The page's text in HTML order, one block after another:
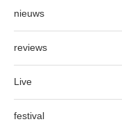
nieuws
reviews
Live
festival